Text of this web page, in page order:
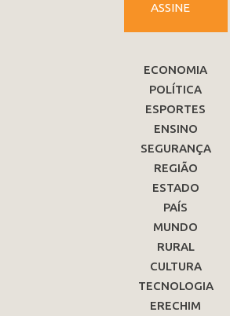
ASSINE
ECONOMIA
POLÍTICA
ESPORTES
ENSINO
SEGURANÇA
REGIÃO
ESTADO
PAÍS
MUNDO
RURAL
CULTURA
TECNOLOGIA
ERECHIM